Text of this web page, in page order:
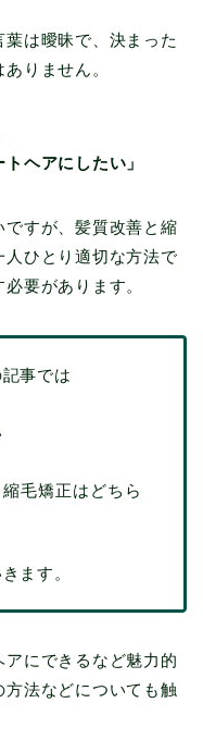
は曖昧で、決まった
りません。
ヘアにしたい」
すが、髪質改善と縮
ひとり適切な方法で
要があります。
事では
毛矯正はどちら
ます。
にできるなど魅力的
法などについても触